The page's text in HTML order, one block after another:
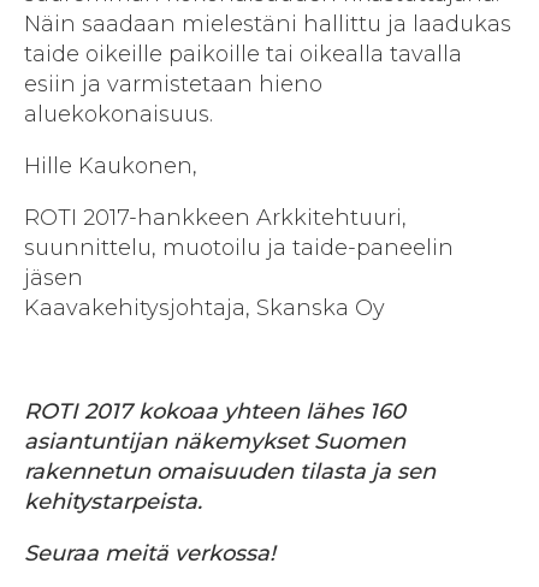
Näin saadaan mielestäni hallittu ja laadukas
taide oikeille paikoille tai oikealla tavalla
esiin ja varmistetaan hieno
aluekokonaisuus.
Hille Kaukonen,
ROTI 2017-hankkeen Arkkitehtuuri,
suunnittelu, muotoilu ja taide-paneelin
jäsen
Kaavakehitysjohtaja, Skanska Oy
ROTI 2017 kokoaa yhteen lähes 160
asiantuntijan näkemykset Suomen
rakennetun omaisuuden tilasta ja sen
kehitystarpeista.
Seuraa meitä verkossa!